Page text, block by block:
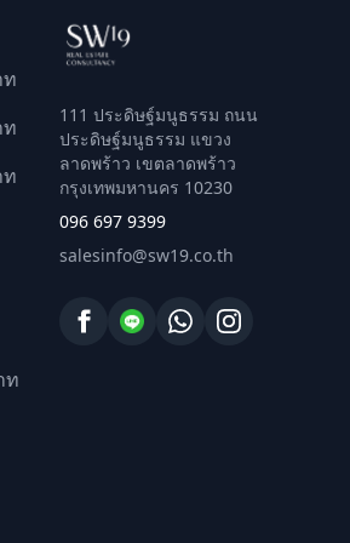
ท
111 ประดิษฐ์มนูธรรม ถนน
ประดิษฐ์มนูธรรม แขวง
ลาดพร้าว เขตลาดพร้าว
กรุงเทพมหานคร 10230
096 697 9399
salesinfo@sw19.co.th